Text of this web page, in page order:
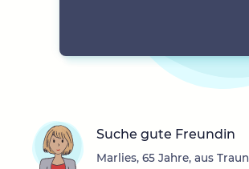
Suche gute Freundin
Marlies, 65 Jahre, aus Traun